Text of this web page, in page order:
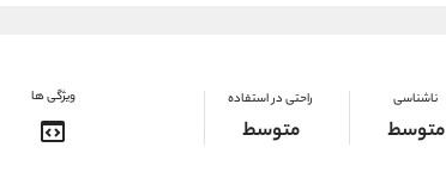
ناشناسی
متوسط
راحتی در استفاده
متوسط
ویژگی ها